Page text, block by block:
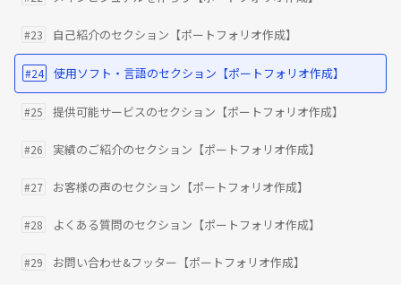
#23 自己紹介のセクション【ポートフォリオ作成】
#24 使用ソフト・言語のセクション【ポートフォリオ作成】
#25 提供可能サービスのセクション【ポートフォリオ作成】
#26 実績のご紹介のセクション【ポートフォリオ作成】
#27 お客様の声のセクション【ポートフォリオ作成】
#28 よくある質問のセクション【ポートフォリオ作成】
#29 お問い合わせ&フッター【ポートフォリオ作成】